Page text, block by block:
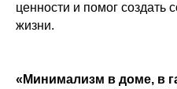
ценности и помог создать
жизни.
«Минимализм в доме, в